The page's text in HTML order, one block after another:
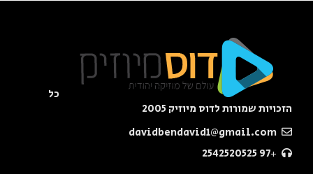
כל
הזכויות שמורות לדוס מיוזיק 2005
+97 2542520525